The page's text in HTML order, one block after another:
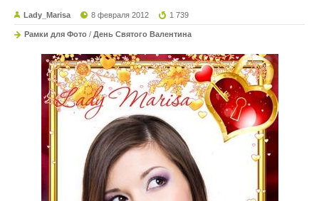
Lady_Marisa 8 февраля 2012 1 739
Рамки для Фото / День Святого Валентина